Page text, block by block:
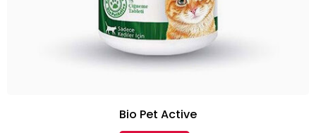
Bio Pet Active